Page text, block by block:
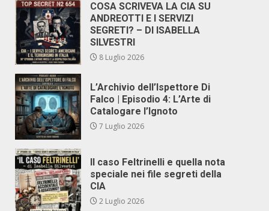
COSA SCRIVEVA LA CIA SU
ANDREOTTI E I SERVIZI
SEGRETI? – DI ISABELLA
SILVESTRI
8 Luglio 2026
L’Archivio dell’Ispettore Di
Falco | Episodio 4: L’Arte di
Catalogare l’Ignoto
7 Luglio 2026
Il caso Feltrinelli e quella nota
speciale nei file segreti della
CIA
2 Luglio 2026